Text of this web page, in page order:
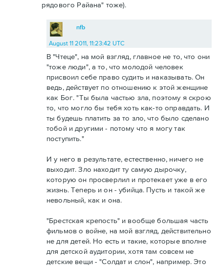
рядового Райана" тоже).
nfb
August 11 2011, 11:23:42 UTC
В "Чтеце", на мой взгляд, главное не то, что они
"тоже люди", а то, что молодой человек
присвоил себе право судить и наказывать. Он
ведь, действует по отношению к этой женщине
как Бог. "Ты была частью зла, поэтому я скрою
то, что могло бы тебя хоть как-то оправдать. И
ты будешь платить за то зло, что было сделано
тобой и другими - потому что я могу так
поступить."
И у него в результате, естественно, ничего не
выходит. Зло находит ту самую дырочку,
которую он просверлил и протекает уже в его
жизнь. Теперь и он - убийца. Пусть и такой же
невольный, как и она.
"Брестская крепость" и вообще большая часть
фильмов о войне, на мой взгляд, действительно
не для детей. Но есть и такие, которые вполне
для детской аудитории, хотя там совсем не
детские вещи - "Солдат и слон", например. Это